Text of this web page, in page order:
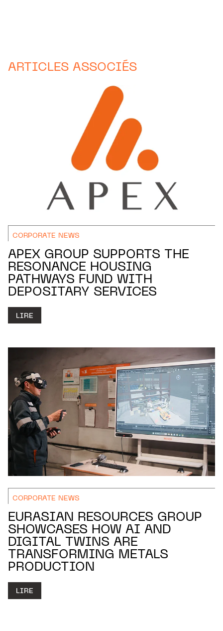
ARTICLES ASSOCIÉS
CORPORATE NEWS
APEX GROUP SUPPORTS THE
RESONANCE HOUSING
PATHWAYS FUND WITH
DEPOSITARY SERVICES
LIRE
CORPORATE NEWS
EURASIAN RESOURCES GROUP
SHOWCASES HOW AI AND
DIGITAL TWINS ARE
TRANSFORMING METALS
PRODUCTION
LIRE